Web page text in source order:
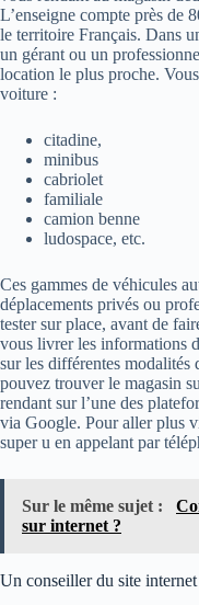
L’enseigne compte près de
le territoire Français. Dans
un gérant ou un
location le plus proche.
voiture :
citadine,
minibus
cabriolet
familiale
camion benne
ludospace, etc.
Ces gammes de véhicules
déplacements privés ou
tester sur place, avant de
vous livrer les informations
sur les différentes modalités
pouvez trouver le magasin
rendant sur l’une des
via Google. Pour aller plus
super u en appelant par
Sur le même sujet :
sur internet ?
Un conseiller du site internet